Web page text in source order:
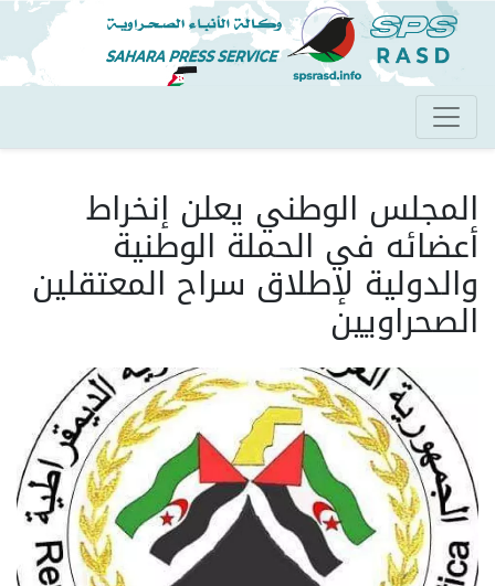
تجاوز
إلى
المحتوى
الرئيسي
المجلس الوطني يعلن إنخراط
أعضائه في الحملة الوطنية
والدولية لإطلاق سراح المعتقلين
الصحراويين